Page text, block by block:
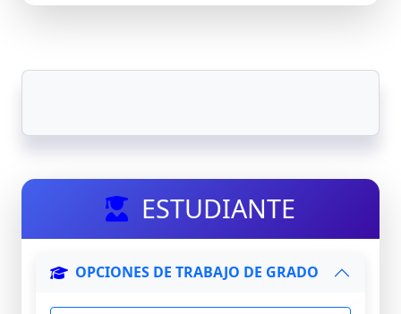
ESTUDIANTE
OPCIONES DE TRABAJO DE GRADO